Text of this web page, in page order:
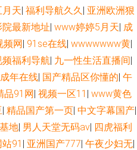
成人视频免费网站 欧美色图1 国产精
色天堂 成人网免费在线 丁香性淫 午
狼友视频久久 亚洲限制级AV 午夜av
视频 欧美另类性爱 91经典三级 海角
情另类欧美 五月天日日干 91伊人超
天| 福利导航久久| 亚洲欧洲狠
最新地址| www婷婷5月天| 成
频网| 91se在线| wwwwwww黄|
频福利导航| 九一性生活直播间|
年在线| 国产精品区你懂的| 午
品91网| 视频一区11 | www黄色
| 精品国产第一页| 中文字幕国产|
地| 男人天堂无码av| 四虎福利
91 | 亚洲国产777| 午夜少妇无|